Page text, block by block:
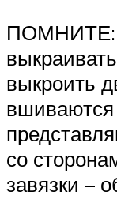
ПОМНИТЕ:
выкроить
вшиваются
со
завязки –